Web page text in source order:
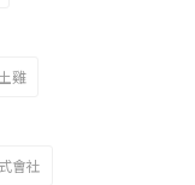
土雞
會社